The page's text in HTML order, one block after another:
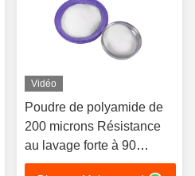
Vidéo
Poudre de polyamide de
200 microns Résistance
au lavage forte à 90
degrés Pour le tissu